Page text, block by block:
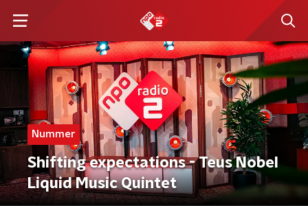
Nummer
Shifting expectations - Teus Nobel
Liquid Music Quintet